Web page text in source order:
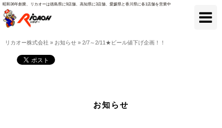
昭和36年創業、リカオーは徳島県に9店舗、高知県に3店舗、愛媛県と香川県に各1店舗を営業中
リカオー株式会社 » お知らせ » 2/7～2/11★ビール値下げ企画！！
お知らせ